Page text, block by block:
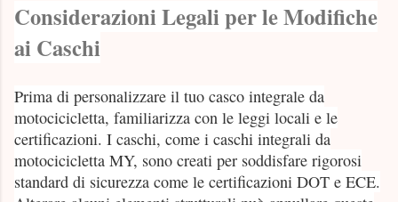
Considerazioni Legali per le Modifiche
ai Caschi
Prima di personalizzare il tuo casco integrale da
motocicicletta, familiarizza con le leggi locali e le
certificazioni. I caschi, come i caschi integrali da
motocicicletta MY, sono creati per soddisfare rigorosi
standard di sicurezza come le certificazioni DOT e ECE.